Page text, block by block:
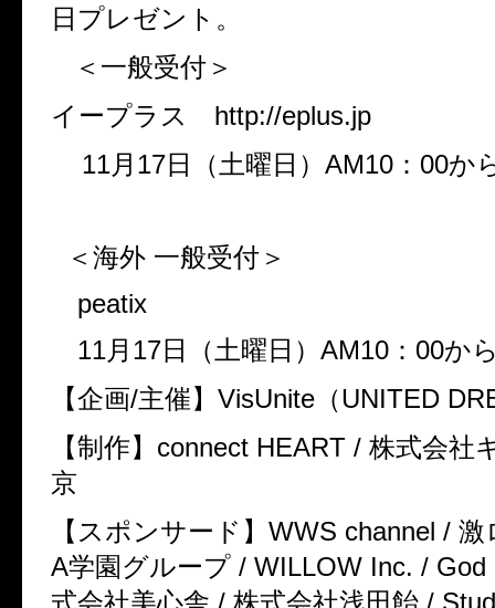
日プレゼント。
＜一般受付＞
イープラス http://eplus.jp
11月 17日（土曜日） AM10 ： 00か
＜海外 一般受付＞
peatix
11月 17日（土曜日） AM10 ： 00か
【企画/主催】 VisUnite （UNITED
【制作】 connect HEART / 株式会社
京
【スポンサード】 WWS channel / 激
A学園グループ / WILLOW Inc. /